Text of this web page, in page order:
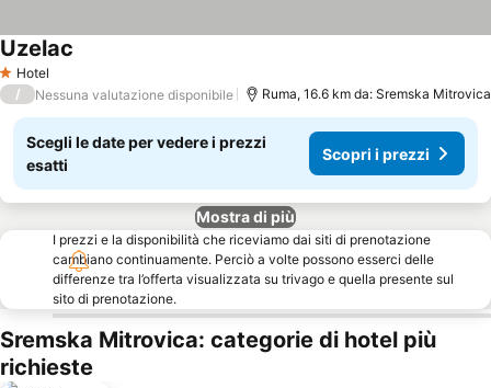
1 Stelle
Hotel
Uzelac
/ Nessuna valutazione disponibile Ruma, 16.6 km da: Sremska Mitrovica
Scegli le date per vedere i prezzi
esatti
Scopri i prezzi
Mostra di più
I prezzi e la disponibilità che riceviamo dai siti di prenotazione
cambiano continuamente. Perciò a volte possono esserci delle
differenze tra l’offerta visualizzata su trivago e quella presente sul
sito di prenotazione.
Sremska Mitrovica: categorie di hotel più
richieste